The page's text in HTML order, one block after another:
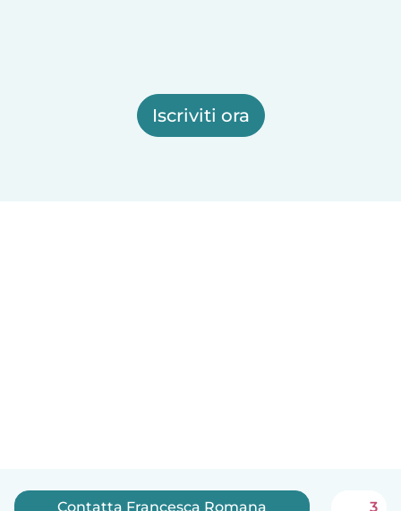
Iscriviti ora
Contatta Francesca Romana 3